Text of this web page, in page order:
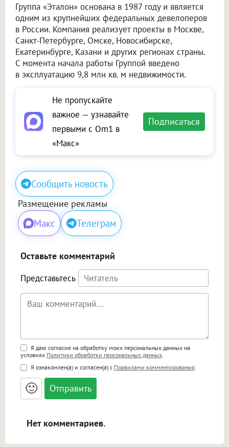
Группа «Эталон» основана в 1987 году и является
одним из крупнейших федеральных девелоперов
в России. Компания реализует проекты в Москве,
Санкт-Петербурге, Омске, Новосибирске,
Екатеринбурге, Казани и других регионах страны.
С момента начала работы Группой введено
в эксплуатацию 9,8 млн кв. м недвижимости.
Не пропускайте
важное — узнавайте
первыми с Om1 в
«Макс»
Подписаться
Сообщить новость
Размещение рекламы
Макс Телеграм
Оставьте комментарий
Представьтесь
Поддержка HTML
<b>, <strong>, <u>, <i>, <em>, <s>, <big>,
<small>, <sup>, <sub>, <pre>, <ul>, <ol>, <li>,
<blockquote>, <code> экранирует HTML,
адреса URL автоматически становятся
ссылками, и [img]адрес[/img] будет
Я даю согласие на обработку моих персональных данных на
условиях Политики обработки персональных данных.
Я ознакомлен(а) и согласен(а) с Правилами комментирования.
🙂
Нет комментариев.